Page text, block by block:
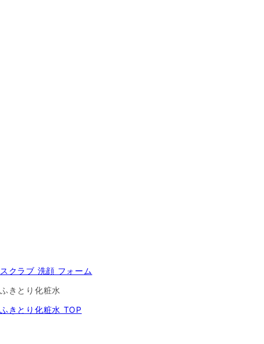
スクラブ 洗顔 フォーム
ふきとり化粧水
ふきとり化粧水 TOP